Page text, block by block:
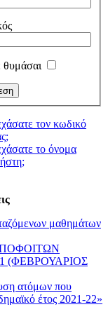
τον κωδικό
το όνομα
μαθημάτων
(ΦΕΒΡΟΥΑΡΙΟΣ
ατόμων που
έτος 2021-22»